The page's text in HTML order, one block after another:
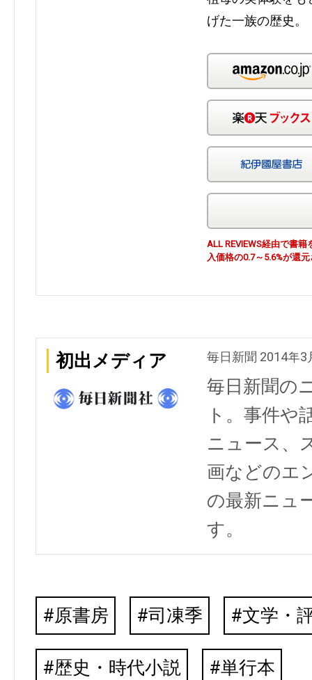
げた一族の歴史。
ALL REVIEWS経由で書
入価格の0.7～5.6%が還
初出メディア 毎日新聞 2014年3
毎日新聞の
ト。事件や
ニュース、
画などのエ
の最新ニュ
す。
原書房 司凍季 文学・
歴史・時代小説 単行本